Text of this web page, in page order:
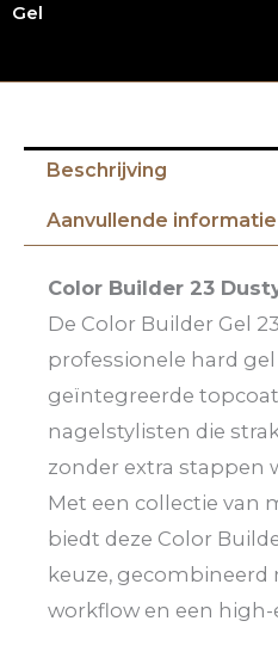
Gel
Beschrijving
Aanvullende informatie
Color Builder 23
De Color Builder Gel
professionele hard
geïntegreerde
nagelstylisten die
zonder extra stappen
Met een collectie van
biedt deze Color
keuze, gecombineerd
workflow en een